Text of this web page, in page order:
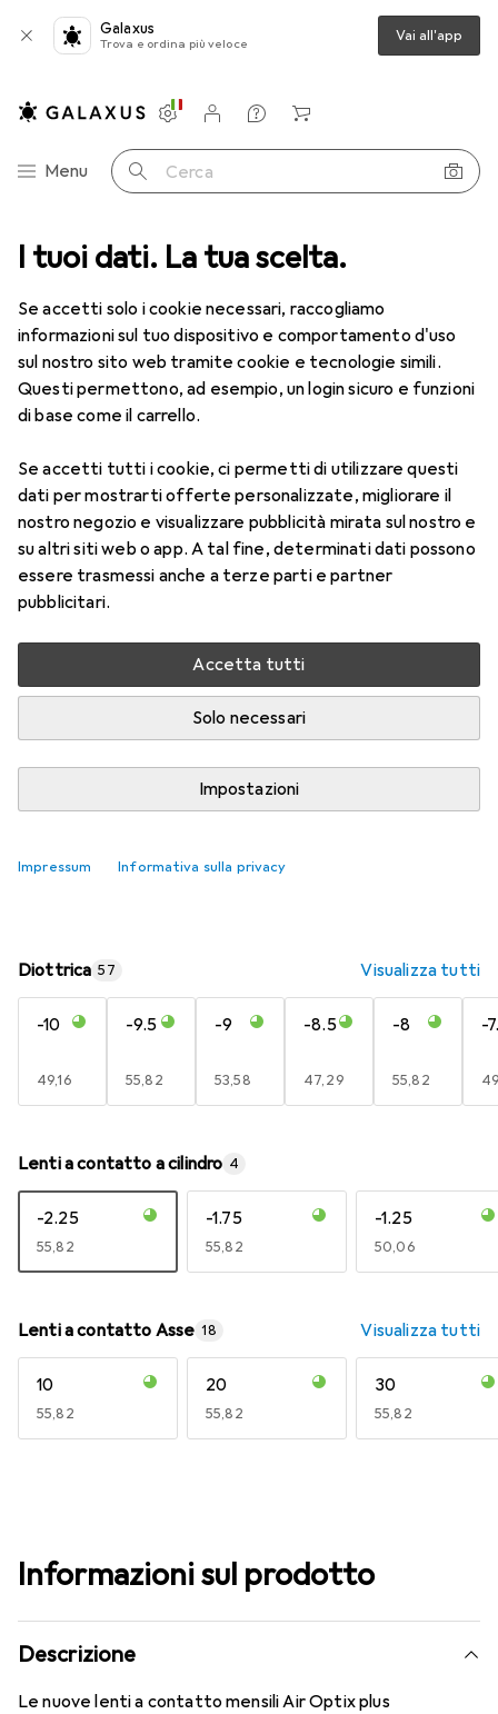
I tuoi dati. La tua scelta.
Se accetti solo i cookie necessari, raccogliamo
informazioni sul tuo dispositivo e comportamento d'uso
sul nostro sito web tramite cookie e tecnologie simili.
Questi permettono, ad esempio, un login sicuro e funzioni
di base come il carrello.
Se accetti tutti i cookie, ci permetti di utilizzare questi
dati per mostrarti offerte personalizzate, migliorare il
nostro negozio e visualizzare pubblicità mirata sul nostro e
su altri siti web o app. A tal fine, determinati dati possono
essere trasmessi anche a terze parti e partner
pubblicitari.
Accetta tutti
Solo necessari
Impostazioni
Impressum Informativa sulla privacy
Galaxus
Trova e ordina più veloce Vai all'app
Categoria Navigazione
Menu Cerca
Impostazioni
Conto cliente
Liste di confronto
Liste dei desideri
Carrello
Lenti a contatto Air Optix più HydraGlyde per l'astigmatismo
1 Immagine
Air Optix più HydraGlyde per
-1.75, Obiettivo mensile, 6 pz., Torico
Prezzo in EUR IVA incl.
EUR
55,82 EUR
9,31/1pz.
Consegna tra lun, 17/8 e mer, 19/8
Più di 10 pezzi in stock presso il fornitore
Aggiungi al carrello
Diottrica 57 Visualizza tutti
-10
EUR
49,16
-9.5
EUR
55,82
-9
EUR
53,58
-8.5
EUR
47,29
-8
EUR
55,82
-
Lenti a contatto a cilindro 4
-2.25
EUR
55,82
-1.75
EUR
55,82
-1.25
EUR
50,06
Lenti a contatto Asse 18 Visualizza tutti
10
EUR
55,82
20
EUR
55,82
30
EUR
55,82
Informazioni sul prodotto
Descrizione
Le nuove lenti a contatto mensili Air Optix plus